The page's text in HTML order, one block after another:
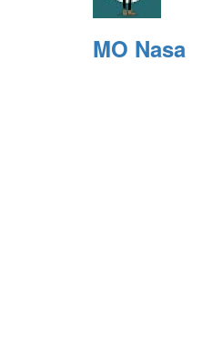
MO Nasa